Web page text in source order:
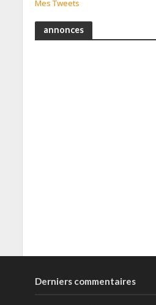
Mes Tweets
annonces
Derniers commentaires